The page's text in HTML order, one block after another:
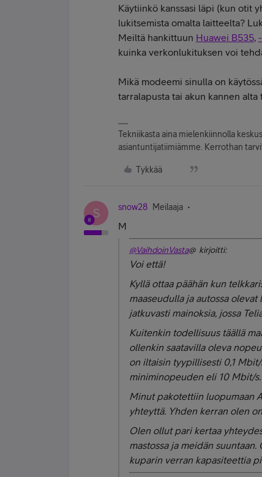
Käytiinkö kanssasi läpi (kun otit
lukitsemista omalta laitteelta?
Meiltä hankittuun Huawei B535,
kuinka verkonlukituksen voi
Mikä modeemi sinulla on
tarralapusta tai akun kannen
Tekniikasta aina mielenkiinnolla
asiantuntijatiimiämme. Kerrothan
Tykkää
S snow28 Meilaaja
M
@VaihdoinVasta@ kirjoitti:
Voi että!
Kyllä ottaa päähän kun
maaseudulla ja autossa
jatkuvasti mainoksia, jossa
Kuitenkin todellisuus täällä
ollenkin saatavilla oleva
on iltaisin tyypillisesti 0,1
miniminopeuden eli 10 Mbit/s.
Minut pakotettiin luopumaan
yhteyttä. Yhden kerran olen
Olen ollut pari kertaa
mastossa ja meidän
kuparin verran kapasiteettia